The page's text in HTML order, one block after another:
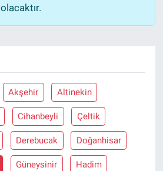
Akşehir Altinekin
Cihanbeyli Çeltik
Derebucak Doğanhisar
Güneysinir Hadim